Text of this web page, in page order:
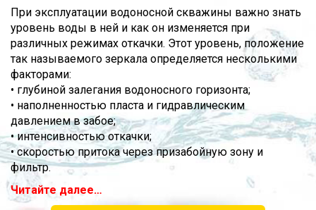
При эксплуатации водоносной скважины важно знать
уровень воды в ней и как он изменяется при
различных режимах откачки. Этот уровень, положение
так называемого зеркала определяется несколькими
факторами:
• глубиной залегания водоносного горизонта;
• наполненностью пласта и гидравлическим
давлением в забое;
• интенсивностью откачки;
• скоростью притока через призабойную зону и
фильтр.
Читайте далее…